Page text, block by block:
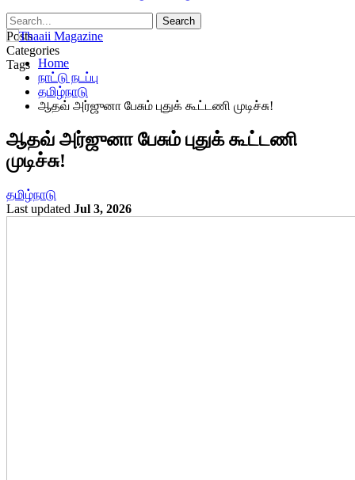
Posts
Categories
Tags Home
நாட்டு நடப்பு
தமிழ்நாடு
ஆதவ் அர்ஜுனா பேசும் புதுக் கூட்டணி முடிச்சு!
ஆதவ் அர்ஜுனா பேசும் புதுக் கூட்டணி
முடிச்சு!
தமிழ்நாடு
Last updated Jul 3, 2026